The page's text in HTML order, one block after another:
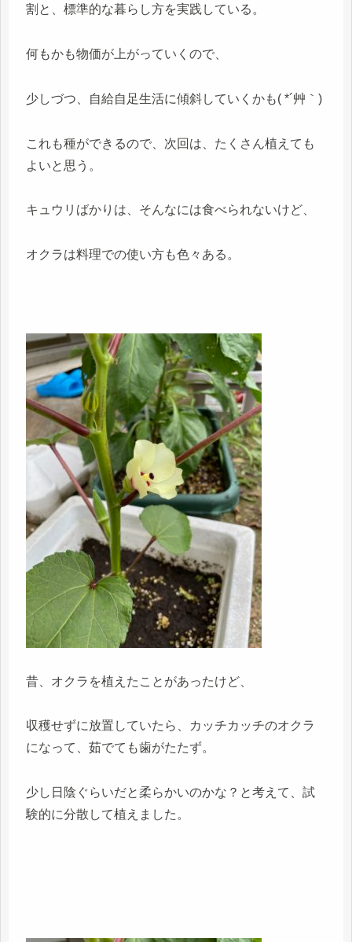
割と、標準的な暮らし方を実践している。
何もかも物価が上がっていくので、
少しづつ、自給自足生活に傾斜していくかも( *´艸｀)
これも種ができるので、次回は、たくさん植えても
よいと思う。
キュウリばかりは、そんなには食べられないけど、
オクラは料理での使い方も色々ある。
昔、オクラを植えたことがあったけど、
収穫せずに放置していたら、カッチカッチのオクラ
になって、茹でても歯がたたず。
少し日陰ぐらいだと柔らかいのかな？と考えて、試
験的に分散して植えました。